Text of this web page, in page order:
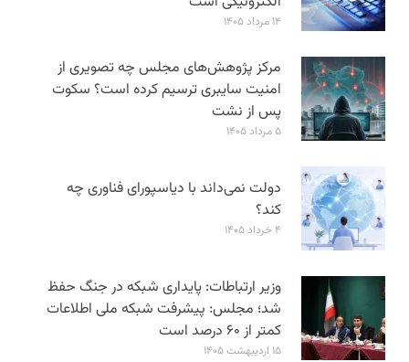
۱۴ مرداد ۱۴۰۵
مرکز پژوهش‌های مجلس چه تصویری از
امنیت سایبری ترسیم کرده است؟ سکوت
پس از نشت
۵ مرداد ۱۴۰۵
دولت نمی‌داند با دیاسپورای فناوری چه
کند؟
۴ خرداد ۱۴۰۵
وزیر ارتباطات: پایداری شبکه در جنگ حفظ
شد؛ مجلس: پیشرفت شبکه ملی اطلاعات
کمتر از ۶۰ درصد است
۱۵ اردیبهشت ۱۴۰۵